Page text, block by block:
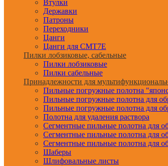
Втулки
Державки
Патроны
Переходники
Цанги
Цанги для CMT7E
Пилки лобзиковые, сабельные
Пилки лобзиковые
Пилки сабельные
Принадлежности для
Пильные погружные полотна
Пильные погружные полотна для
Пильные погружные полотна для
Полотна для удаления раствора
Сегментные пильные полотна для
Сегментные пильные полотна для
Сегментные пильные полотна для
Шаберы
Шлифовальные листы